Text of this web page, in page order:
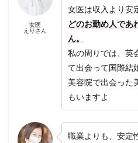
女医
えりさん
女医は収入より安
どのお勤め人であ
ん。
私の周りでは、英
て出会って国際結
美容院で出会った
もいますよ
職業よりも、安定